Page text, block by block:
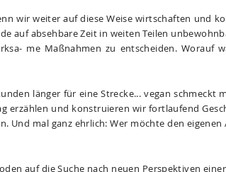
wir weiter auf diese Weise wirtschaften und
auf absehbare Zeit in weiten Teilen
me Maßnahmen zu entscheiden. Worauf
länger für eine Strecke... vegan schmeckt
erzählen und konstruieren wir fortlaufend
Und mal ganz ehrlich: Wer möchte den
auf die Suche nach neuen Perspektiven